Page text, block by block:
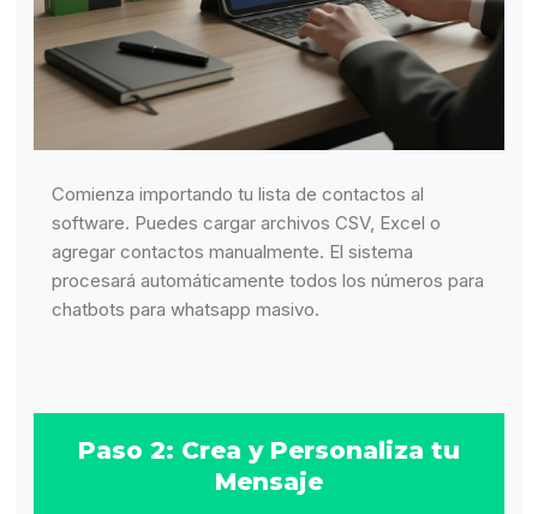
Comienza importando tu lista de contactos al
software. Puedes cargar archivos CSV, Excel o
agregar contactos manualmente. El sistema
procesará automáticamente todos los números para
chatbots para whatsapp masivo.
Paso 2: Crea y Personaliza tu
Mensaje